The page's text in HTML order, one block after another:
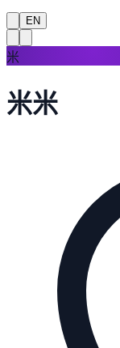
EN
米
米米